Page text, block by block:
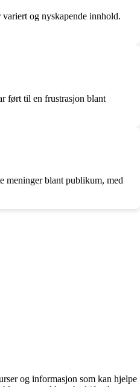
og nyskapende innhold.
ført til en frustrasjon blant
meninger blant publikum, med
og informasjon som kan hjelpe